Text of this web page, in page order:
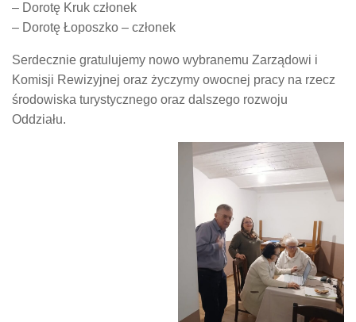
– Dorotę Kruk członek
– Dorotę Łoposzko – członek
Serdecznie gratulujemy nowo wybranemu Zarządowi i
Komisji Rewizyjnej oraz życzymy owocnej pracy na rzecz
środowiska turystycznego oraz dalszego rozwoju
Oddziału.